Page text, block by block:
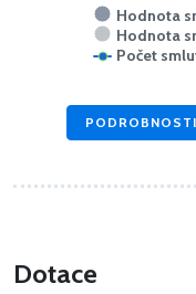
Hodnota
Hodnota
Počet
Dotace